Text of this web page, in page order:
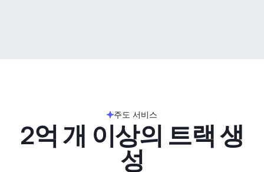
주도 서비스
2억 개 이상의 트랙 생
성